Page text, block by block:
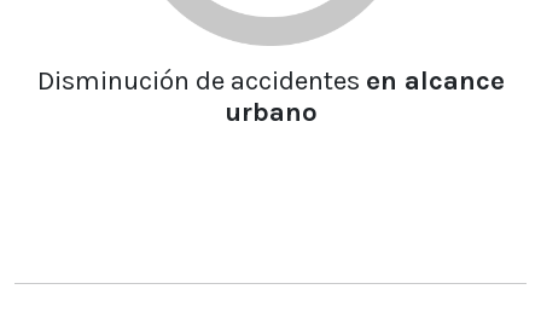
Disminución de accidentes en alcance
urbano